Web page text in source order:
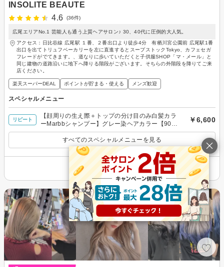
INSOLITE BEAUTE
4.6
(36件)
広尾エリアNo.1 芸能人も通う上質ヘアサロン♪ 30、40代に圧倒的大人気。
アクセス：日比谷線 広尾駅 １番、２番出口より徒歩4分 有栖川宮公園前 広尾駅1番
出口を出てトリュフベーカリーを左に直進するとスープストックTokyo、カフェセガ
フレードがでてきます。、道なりに歩いていただくと子供服SHOP「マ・メール」と
同じ建物の道路沿いに地下へ降りる階段がございます。そちらの外階段を降りてご来
店ください。
楽天スーパーDEAL ポイントが貯まる・使える メンズ歓迎
スペシャルメニュー
リピート
【顔周りの生え際＋トップの分け目のみ白髪カラ
ーMarbbシャンプー】グレー染ヘアカラー【90
分】
￥6,600
すべてのスペシャルメニューを見る
その他の情報を表示